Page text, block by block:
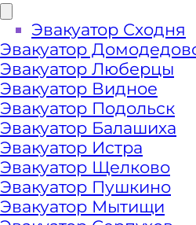
Эвакуатор Сходня
Эвакуатор
Эвакуатор Люберцы
Эвакуатор Видное
Эвакуатор Подольск
Эвакуатор Балашиха
Эвакуатор Истра
Эвакуатор Щелково
Эвакуатор Пушкино
Эвакуатор Мытищи